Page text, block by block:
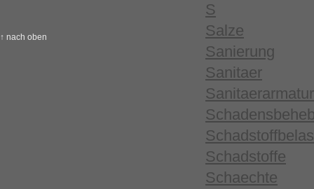
S
Salze
Sanierung
Sanitaer
Schadstoffe
Schaechte
↑ nach oben